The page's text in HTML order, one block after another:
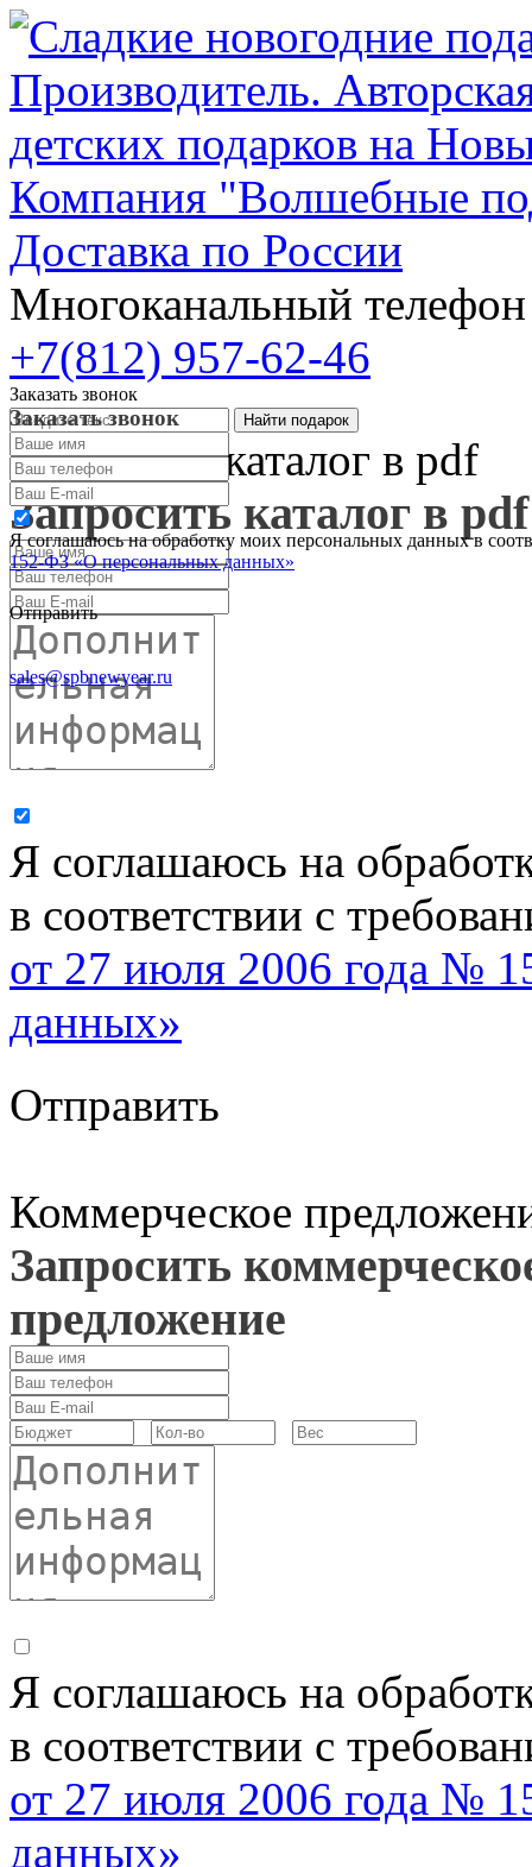
Компания "Волшебные
Доставка по России
Многоканальный
+7(812) 957-62-46
Заказать звонок
Заказать звонок
Я соглашаюсь на обработку моих персональных данных в
152-ФЗ «О персональных данных»
Отправить
sales@spbnewyear.ru
Запросить каталог в pdf
Запросить каталог в pdf
Я соглашаюсь на
в соответствии с
от 27 июля 2006 года №
данных»
Отправить
Коммерческое
Запросить
предложение
Я соглашаюсь на
в соответствии с
от 27 июля 2006 года №
данных»